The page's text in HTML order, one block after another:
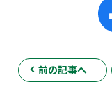
前の記事へ